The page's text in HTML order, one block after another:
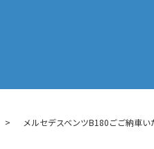
メルセデスベンツB180ごご納車い